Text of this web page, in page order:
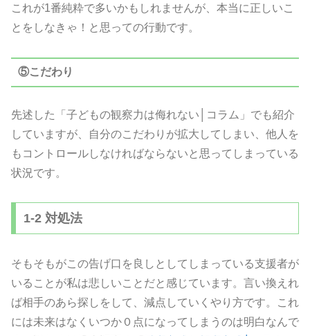
これが1番純粋で多いかもしれませんが、本当に正しいこ
とをしなきゃ！と思っての行動です。
⑤こだわり
先述した「子どもの観察力は侮れない│コラム」でも紹介
していますが、自分のこだわりが拡大してしまい、他人を
もコントロールしなければならないと思ってしまっている
状況です。
1-2 対処法
そもそもがこの告げ口を良しとしてしまっている支援者が
いることが私は悲しいことだと感じています。言い換えれ
ば相手のあら探しをして、減点していくやり方です。これ
には未来はなくいつか０点になってしまうのは明白なんで